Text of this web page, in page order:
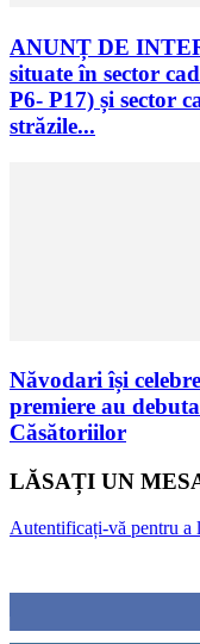
ANUNȚ DE
situate în sector
P6- P17) și sector
străzile...
Năvodari își
premiere au
Căsătoriilor
LĂSAȚI UN
Autentificați-vă pentru a